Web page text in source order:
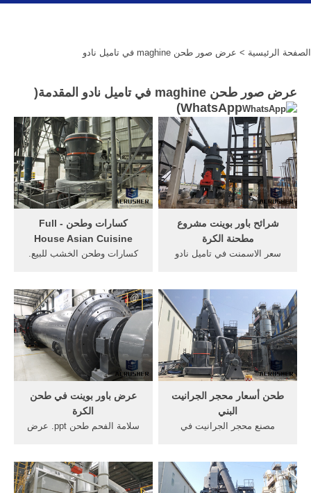
الصفحة الرئيسية > عرض صور طحن maghine في تاميل نادو
عرض صور طحن maghine في تاميل نادو المقدمة(
WhatsApp
)
كسارات وطحن - Full
House Asian Cuisine
كسارات وطحن الخشب للبيع.
كسارات - سوق العراق صفحة:
1 - 20 هل تبحث عن كسارات
العراق أو تود عرض كسارات
فأنت في المكان الصحيح، يوفر
موقع شركة اسيا ماسة ساز
المنتجة لمصانع تحضير ...
شرائح باور بوينت مشروع
مطحنة الكرة
سعر الاسمنت في تاميل نادو
أناند تستخدم حلول كسارة
تسمى حل سحق
الحجارة,الصانع مطحنة الكرة
في أناند; المطرقة مطحنة باور
بوينت عرض,مخطط .
عرض باور بوينت في طحن
الكرة
سلامة الفحم طحن ppt. عرض
مطحنة الأسمنت الخام. على
طحن الفحم عرض باور بوينت
طحن أسعار محجر الجرانيت
البني
مصنع محجر الجرانيت في
مصانع الحجر سحقت في خام
الحديد غسل مصنعمصنعي